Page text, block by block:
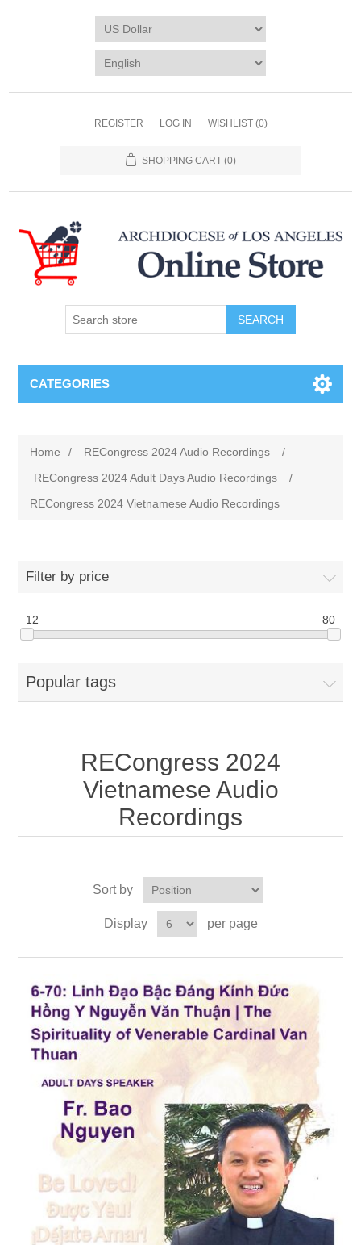
REGISTER LOG IN WISHLIST (0)
SHOPPING CART (0)
SEARCH
CATEGORIES
Home / RECongress 2024 Audio Recordings
/
RECongress 2024 Adult Days Audio Recordings
/
RECongress 2024 Vietnamese Audio Recordings
Filter by price
12 80
Popular tags
RECongress 2024
Vietnamese Audio
Recordings
Sort by
Display per page